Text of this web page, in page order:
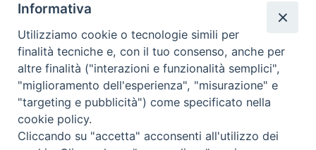
Redazione
Scrivici
Copyright © 2019 - Tutti i diritti riservati - Vita
Trentina Editrice
Informativa
Utilizziamo cookie o tecnologie simili per
finalità tecniche e, con il tuo consenso, anche per
altre finalità ("interazioni e funzionalità semplici",
"miglioramento dell'esperienza", "misurazione" e
"targeting e pubblicità") come specificato nella
cookie policy.
Cliccando su "accetta" acconsenti all'utilizzo dei